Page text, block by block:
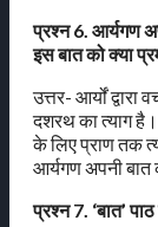
प्रश्न 6. आर्यगण
इस बात को क्या
उत्तर- आर्यों द्वारा
दशरथ का त्याग
के लिए प्राण तक
आर्यगण अपनी बात
प्रश्न 7. ‘बात’